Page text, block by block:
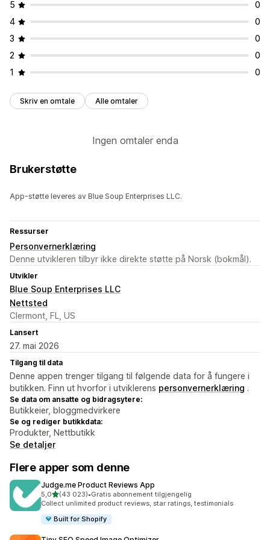
5
0
4
0
3
0
2
0
1
0
Skriv en omtale Alle omtaler
Ingen omtaler enda
Brukerstøtte
App-støtte leveres av Blue Soup Enterprises LLC.
Ressurser
Personvernerklæring
Denne utvikleren tilbyr ikke direkte støtte på Norsk (bokmål).
Utvikler
Blue Soup Enterprises LLC
Nettsted
Clermont, FL, US
Lansert
27. mai 2026
Tilgang til data
Denne appen trenger tilgang til følgende data for å fungere i
butikken. Finn ut hvorfor i utviklerens personvernerklæring .
Se data om ansatte og bidragsytere:
Butikkeier, bloggmedvirkere
Se og rediger butikkdata:
Produkter, Nettbutikk
Se detaljer
Flere apper som denne
Judge.me Product Reviews App
5,0av 5 stjerner
(43 023)
Totalt 43023 omtaler
•Gratis abonnement tilgjengelig
Collect unlimited product reviews, star ratings, testimonials
Built for Shopify